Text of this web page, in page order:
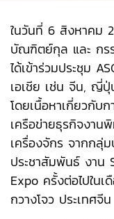
ในวันที่ 6 สิงหาค
บัณฑิตย์กุล และ ก
ได้เข้าร่วมประชุม
เอเชีย เช่น จีน, ญี่ปุ่
โดยเนื้อหาเกี่ยวกับ
เครือข่ายธุรกิจงาน
เครื่องจักร จากกลุ่ม
ประชาสัมพันธ์ งาน
Expo ครั้งต่อไปใน
กวางโจว ประเทศจีน